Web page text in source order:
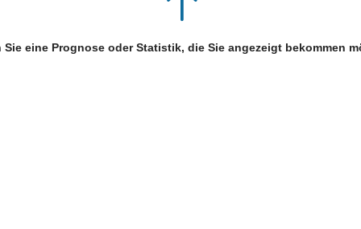
Sie eine Prognose oder Statistik, die Sie angezeigt bekommen